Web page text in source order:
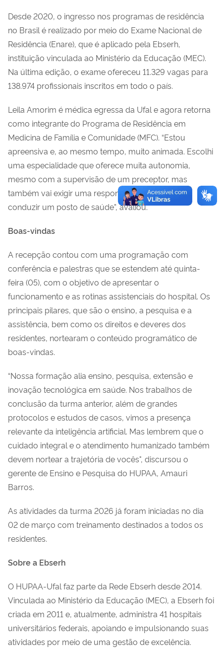
Desde 2020, o ingresso nos programas de residência
no Brasil é realizado por meio do Exame Nacional de
Residência (Enare), que é aplicado pela Ebserh,
instituição vinculada ao Ministério da Educação (MEC).
Na última edição, o exame ofereceu 11.329 vagas para
138.974 profissionais inscritos em todo o país.
Leila Amorim é médica egressa da Ufal e agora retorna
como integrante do Programa de Residência em
Medicina de Família e Comunidade (MFC). “Estou
apreensiva e, ao mesmo tempo, muito animada. Escolhi
uma especialidade que oferece muita autonomia,
mesmo com a supervisão de um preceptor, mas
também vai exigir uma responsabilidade maior ao
conduzir um posto de saúde”, avaliou.
Boas-vindas
A recepção contou com uma programação com
conferência e palestras que se estendem até quinta-
feira (05), com o objetivo de apresentar o
funcionamento e as rotinas assistenciais do hospital. Os
principais pilares, que são o ensino, a pesquisa e a
assistência, bem como os direitos e deveres dos
residentes, nortearam o conteúdo programático de
boas-vindas.
“Nossa formação alia ensino, pesquisa, extensão e
inovação tecnológica em saúde. Nos trabalhos de
conclusão da turma anterior, além de grandes
protocolos e estudos de casos, vimos a presença
relevante da inteligência artificial. Mas lembrem que o
cuidado integral e o atendimento humanizado também
devem nortear a trajetória de vocês", discursou o
gerente de Ensino e Pesquisa do HUPAA, Amauri
Barros.
As atividades da turma 2026 já foram iniciadas no dia
02 de março com treinamento destinados a todos os
residentes.
Sobre a Ebserh
O HUPAA-Ufal faz parte da Rede Ebserh desde 2014.
Vinculada ao Ministério da Educação (MEC), a Ebserh foi
criada em 2011 e, atualmente, administra 41 hospitais
universitários federais, apoiando e impulsionando suas
atividades por meio de uma gestão de excelência.